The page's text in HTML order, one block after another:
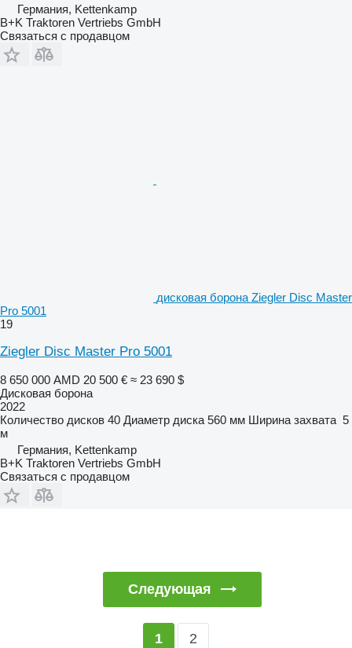
Германия, Kettenkamp
B+K Traktoren Vertriebs GmbH
Связаться с продавцом
дисковая борона Ziegler Disc Master
Pro 5001
19
Ziegler Disc Master Pro 5001
8 650 000 AMD 20 500 € ≈ 23 690 $
Дисковая борона
2022
Количество дисков 40 Диаметр диска 560 мм Ширина захвата 5
м
Германия, Kettenkamp
B+K Traktoren Vertriebs GmbH
Связаться с продавцом
Следующая
1 2